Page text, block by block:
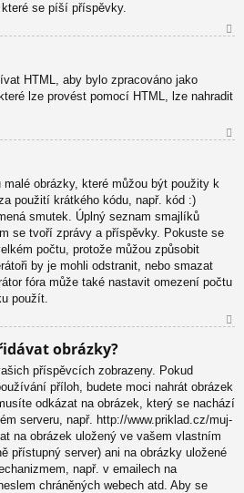
se píší příspěvky.
u
HTML, aby bylo zpracováno jako
lze provést pomocí HTML, lze nahradit
obrázky, které můžou být použity k
použití krátkého kódu, např. kód :)
smutek. Úplný seznam smajlíků
se tvoří zprávy a příspěvky. Pokuste se
počtu, protože můžou způsobit
by je mohli odstranit, nebo smazat
fóra může také nastavit omezení počtu
použít.
u
obrázky?
příspěvcích zobrazeny. Pokud
příloh, budete moci nahrát obrázek
odkázat na obrázek, který se nachází
serveru, např. http://www.priklad.cz/muj-
na obrázek uložený ve vašem vlastním
přístupný server) ani na obrázky uložené
např. v emailech na
chráněných webech atd. Aby se